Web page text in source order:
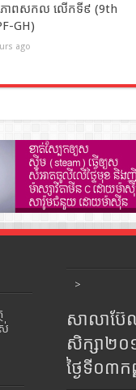
ាពសកល លើកទី៩ (9th
GH)
ago
>
សាលាប៊ែ
សិក្សា២
ថ្ងៃទី០៣